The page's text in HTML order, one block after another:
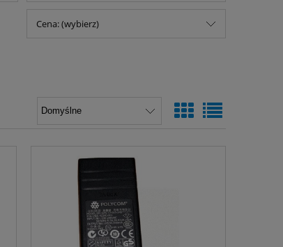
Cena: (wybierz)